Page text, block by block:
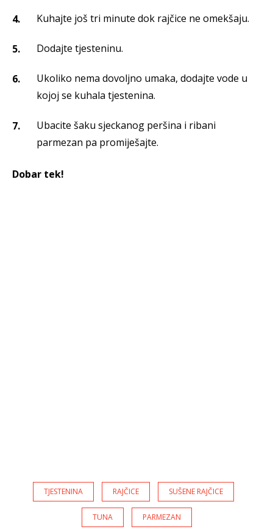
Kuhajte još tri minute dok rajčice ne omekšaju.
Dodajte tjesteninu.
Ukoliko nema dovoljno umaka, dodajte vode u
kojoj se kuhala tjestenina.
Ubacite šaku sjeckanog peršina i ribani
parmezan pa promiješajte.
Dobar tek!
TJESTENINA RAJČICE SUŠENE RAJČICE
TUNA PARMEZAN